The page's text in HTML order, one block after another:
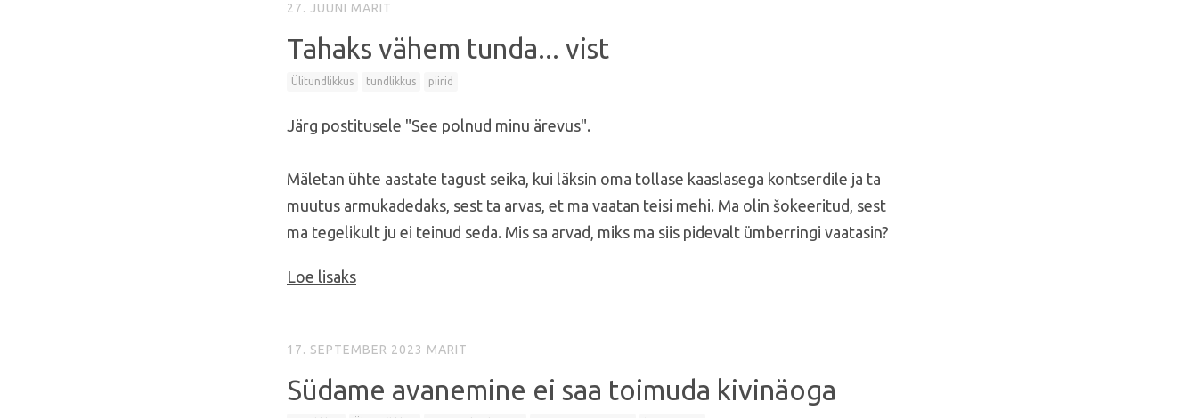
27. JUUNI MARIT
Tahaks vähem tunda... vist
Ülitundlikkus tundlikkus piirid
Järg postitusele "See polnud minu ärevus".
Mäletan ühte aastate tagust seika, kui läksin oma tollase kaaslasega kontserdile ja ta
muutus armukadedaks, sest ta arvas, et ma vaatan teisi mehi. Ma olin šokeeritud, sest
ma tegelikult ju ei teinud seda. Mis sa arvad, miks ma siis pidevalt ümberringi vaatasin?
Loe lisaks
17. SEPTEMBER 2023 MARIT
Südame avanemine ei saa toimuda kivinäoga